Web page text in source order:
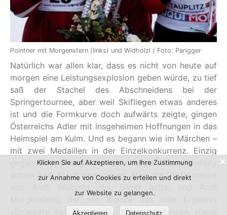
Pointner mit Morgenstern (links) und Widhölzl / Foto: Parigger
Natürlich war allen klar, dass es nicht von heute auf
morgen eine Leistungsexplosion geben würde, zu tief
saß der Stachel des Abschneidens bei der
Springertournee, aber weil Skifliegen etwas anderes
ist und die Formkurve doch aufwärts zeigte, gingen
Österreichs Adler mit insgeheimen Hoffnungen in das
Heimspiel am Kulm. Und es begann wie im Märchen –
mit zwei Medaillen in der Einzelkonkurrenz. Einzig
gegen den norwegischen Überflieger Roar Ljøkelsøy
schien kein Kraut gewachsen, aber die Performance
Morgenstern, der mit Bronze das tolle Ergebnis
abrundete, ließ prompt Goldträume wachsen, zumal
Klicken Sie auf Akzeptieren, um Ihre Zustimmung
zur Annahme von Cookies zu erteilen und direkt
zur Website zu gelangen.
Akzeptieren Datenschutz